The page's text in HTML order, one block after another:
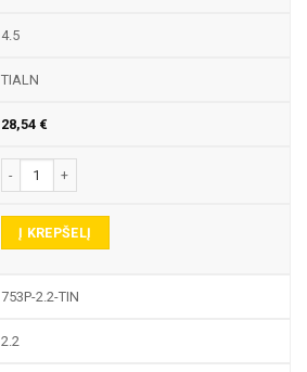
4.5
TIALN
28,54 €
produkto kiekis: 753P TEKINIMO PLOKŠTELĖ
Į KREPŠELĮ
753P-2.2-TIN
2.2